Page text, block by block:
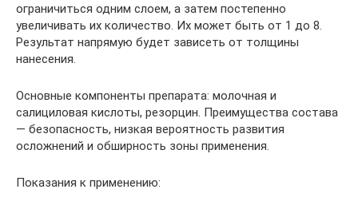
ограничиться одним слоем, а затем постепенно
увеличивать их количество. Их может быть от 1 до 8.
Результат напрямую будет зависеть от толщины
нанесения.
Основные компоненты препарата: молочная и
салициловая кислоты, резорцин. Преимущества состава
— безопасность, низкая вероятность развития
осложнений и обширность зоны применения.
Показания к применению: